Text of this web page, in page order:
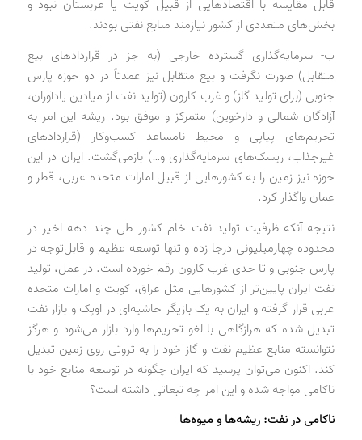
قابل مقایسه با اقتصادهایی از قبیل کویت یا عربستان نبود و
بخش‌های متعددی از کشور نیازمند منابع نفتی بودند.
ب- سرمایه‌گذاری گسترده خارجی (به جز در قراردادهای بیع
متقابل) صورت نگرفت و بیع متقابل نیز عمدتاً در دو حوزه پارس
جنوبی (برای تولید گاز) و غرب کارون (تولید نفت از میادین یادآوران،
آزادگان شمالی و دارخوین) متمرکز و موفق بود. ریشه این امر به
تحریم‌های پیاپی و محیط نامساعد کسب‌وکار (قراردادهای
غیرجذاب، ریسک‌های سرمایه‌گذاری و…) بازمی‌گشت. ایران در این
حوزه نیز زمین را به کشورهایی از قبیل امارات متحده عربی، قطر و
عمان واگذار کرد.
نتیجه آنکه ظرفیت تولید نفت خام کشور طی چند دهه اخیر در
محدوده چهارمیلیونی درجا زده و تنها توسعه عظیم و قابل‌توجه در
پارس جنوبی و تا حدی غرب کارون رقم خورده است. در عمل، تولید
نفت ایران پایین‌تر از کشورهایی مثل عراق، کویت و امارات متحده
عربی قرار گرفته و ایران به یک بازیگر حاشیه‌ای در اوپک و بازار نفت
تبدیل شده که هرازگاهی با لغو تحریم‌ها وارد بازار می‌شود و هرگز
نتوانسته منابع عظیم نفت و گاز خود را به ثروتی روی زمین تبدیل
کند. اکنون می‌توان پرسید که ایران چگونه در توسعه منابع خود با
ناکامی مواجه شده و این امر چه تبعاتی داشته است؟
ناکامی در نفت: ریشه‌ها و میوه‌ها